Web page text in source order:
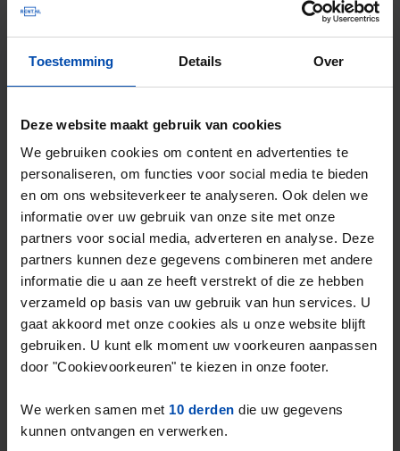
Toestemming Details Over
Deze website maakt gebruik van cookies
We gebruiken cookies om content en advertenties te
personaliseren, om functies voor social media te bieden
en om ons websiteverkeer te analyseren. Ook delen we
informatie over uw gebruik van onze site met onze
partners voor social media, adverteren en analyse. Deze
partners kunnen deze gegevens combineren met andere
informatie die u aan ze heeft verstrekt of die ze hebben
verzameld op basis van uw gebruik van hun services. U
gaat akkoord met onze cookies als u onze website blijft
gebruiken. U kunt elk moment uw voorkeuren aanpassen
door "Cookievoorkeuren" te kiezen in onze footer.
We werken samen met 10 derden die uw gegevens
kunnen ontvangen en verwerken.
Gevonden op:
80m² Bekijk & reageer →
⚡️ Deze woning is waarschijnlijk al weg
Rent.nl ben je altijd als eerste!
Mis de volgende niet →
Appartement Carolina